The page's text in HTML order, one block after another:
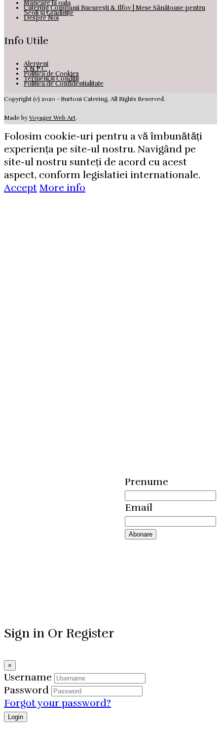
Mancare la oala
Catering Companii București & Ilfov | Mese Sănătoase pentru
Școli și Grădinițe
Despre Noi
Info Utile
Alergeni
A.N.P.C.
Politica de Cookies
Termeni si Conditii
Politica de Confidentialitate
Copyright (c) 2020 - Burtoni Catering. All Rights Reserved.
Made by Voyager Web Art.
Folosim cookie-uri pentru a vă îmbunătăți
experiența pe site-ul nostru. Navigând pe
site-ul nostru sunteți de acord cu acest
aspect, conform legislatiei internationale.
Accept More info
Prenume
Email
Sign in Or Register
×
Username
Password
Forgot your password?